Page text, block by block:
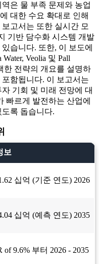
은 물 부족 문제와 농업
대한 수요 확대로 인해
고서는 또한 실시간 모
기반 담수화 시스템 개발
습니다. 또한, 이 보도에
Veolia 및 Pall
한 전략의 개요를 설명하
함됩니다. 이 보고서는
기회 및 미래 전망에 대
빠르게 발전하는 산업에
록 돕습니다.
보
십억 (기준 연도) 2026
십억 (예측 연도) 2035
of 9.6% 부터 2026 - 2035